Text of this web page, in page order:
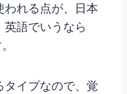
われる点が、日本
語でいうなら
タイプなので、覚